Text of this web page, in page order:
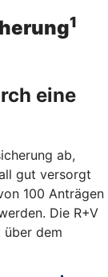
1
eine
ab,
gut versorgt
100 Anträgen
Die R+V
dem